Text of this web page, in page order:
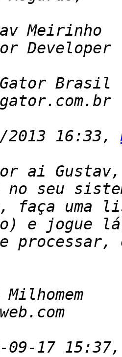
2013 16:33,
ai
faça uma
09-17